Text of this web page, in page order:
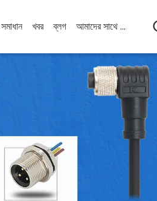
সমাধান খবর ব্লগ আমাদের সাথে যোগাযোগ করুন